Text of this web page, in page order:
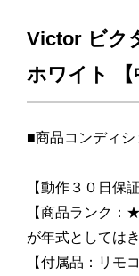
Victor ビク
ホワイト 【
■商品コンディシ
【動作３０日保
【商品ランク
が年式としては
【付属品：リモ